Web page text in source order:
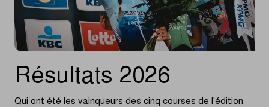
Résultats 2026
Qui ont été les vainqueurs des cinq courses de l'édition